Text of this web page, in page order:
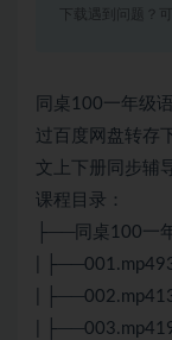
下载遇到问题？
同桌100一年级
过百度网盘转存
文上下册同步辅导
课程目录：
├──同桌100一
|
|
|